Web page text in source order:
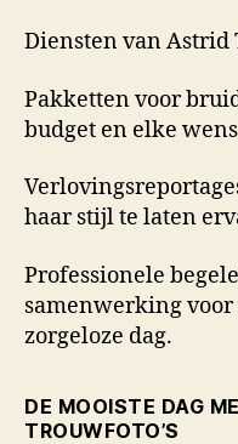
Diensten van Astrid
Pakketten voor
budget en elke
haar stijl te laten
Professionele
samenwerking
zorgeloze dag.
DE MOOISTE DAG
TROUWFOTO’S